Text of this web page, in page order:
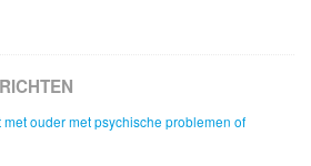
ouder met psychische problemen of